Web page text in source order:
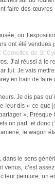
faire des œuvres
ou
ont été vendues
Cornettes de St
J’ai réussi à le
lui. Je vais
en train de
Je dis pas
dis « ce que
». Presque
on part. et donc
le wagon
le sens
c’est
leur peinture, on